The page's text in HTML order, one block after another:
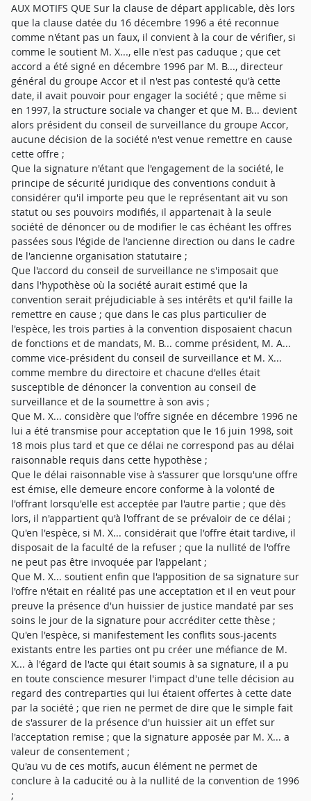
AUX MOTIFS QUE Sur la clause de départ applicable, dès lors
que la clause datée du 16 décembre 1996 a été reconnue
comme n'étant pas un faux, il convient à la cour de vérifier, si
comme le soutient M. X..., elle n'est pas caduque ; que cet
accord a été signé en décembre 1996 par M. B..., directeur
général du groupe Accor et il n'est pas contesté qu'à cette
date, il avait pouvoir pour engager la société ; que même si
en 1997, la structure sociale va changer et que M. B... devient
alors président du conseil de surveillance du groupe Accor,
aucune décision de la société n'est venue remettre en cause
cette offre ;
Que la signature n'étant que l'engagement de la société, le
principe de sécurité juridique des conventions conduit à
considérer qu'il importe peu que le représentant ait vu son
statut ou ses pouvoirs modifiés, il appartenait à la seule
société de dénoncer ou de modifier le cas échéant les offres
passées sous l'égide de l'ancienne direction ou dans le cadre
de l'ancienne organisation statutaire ;
Que l'accord du conseil de surveillance ne s'imposait que
dans l'hypothèse où la société aurait estimé que la
convention serait préjudiciable à ses intérêts et qu'il faille la
remettre en cause ; que dans le cas plus particulier de
l'espèce, les trois parties à la convention disposaient chacun
de fonctions et de mandats, M. B... comme président, M. A...
comme vice-président du conseil de surveillance et M. X...
comme membre du directoire et chacune d'elles était
susceptible de dénoncer la convention au conseil de
surveillance et de la soumettre à son avis ;
Que M. X... considère que l'offre signée en décembre 1996 ne
lui a été transmise pour acceptation que le 16 juin 1998, soit
18 mois plus tard et que ce délai ne correspond pas au délai
raisonnable requis dans cette hypothèse ;
Que le délai raisonnable vise à s'assurer que lorsqu'une offre
est émise, elle demeure encore conforme à la volonté de
l'offrant lorsqu'elle est acceptée par l'autre partie ; que dès
lors, il n'appartient qu'à l'offrant de se prévaloir de ce délai ;
Qu'en l'espèce, si M. X... considérait que l'offre était tardive, il
disposait de la faculté de la refuser ; que la nullité de l'offre
ne peut pas être invoquée par l'appelant ;
Que M. X... soutient enfin que l'apposition de sa signature sur
l'offre n'était en réalité pas une acceptation et il en veut pour
preuve la présence d'un huissier de justice mandaté par ses
soins le jour de la signature pour accréditer cette thèse ;
Qu'en l'espèce, si manifestement les conflits sous-jacents
existants entre les parties ont pu créer une méfiance de M.
X... à l'égard de l'acte qui était soumis à sa signature, il a pu
en toute conscience mesurer l'impact d'une telle décision au
regard des contreparties qui lui étaient offertes à cette date
par la société ; que rien ne permet de dire que le simple fait
de s'assurer de la présence d'un huissier ait un effet sur
l'acceptation remise ; que la signature apposée par M. X... a
valeur de consentement ;
Qu'au vu de ces motifs, aucun élément ne permet de
conclure à la caducité ou à la nullité de la convention de 1996
;